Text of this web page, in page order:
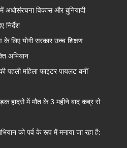
विकास और बुनियादी
निर्देश
के लिए योगी सरकार उच्च शिक्षण
अभियान
पहली महिला फाइटर पायलट बनीं
हादसे में मौत के 3 महीने बाद कब्र से
को पर्व के रूप में मनाया जा रहा है: